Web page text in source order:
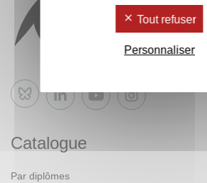
Bluesky
Catalogue
Par diplômes
Tout refuser
Personnaliser